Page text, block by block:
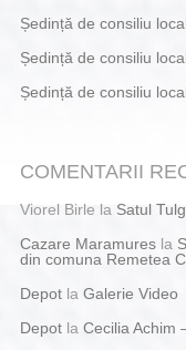
Ședință de consiliu
Ședință de consiliu
Ședință de consiliu
COMENTARII
Viorel Birle la Satul
Cazare Maramuresla
din comuna Remetea
Depotla Galerie Video
Depotla Cecilia Achim